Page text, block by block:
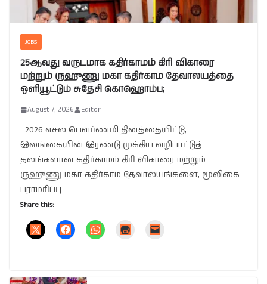
JOBS
25ஆவது வருடமாக கதிர்காமம் கிரி விகாரை
மற்றும் ருஹுணு மகா கதிர்காம தேவாலயத்தை
ஒளியூட்டும் சுதேசி கொஹொம்ப;
August 7, 2026 Editor
2026 எசல பௌர்ணமி தினத்தையிட்டு,
இலங்கையின் இரண்டு முக்கிய வழிபாட்டுத்
தலங்களான கதிர்காமம் கிரி விகாரை மற்றும்
ருஹுணு மகா கதிர்காம தேவாலயங்களை, மூலிகை
பராமரிப்பு
Share this: